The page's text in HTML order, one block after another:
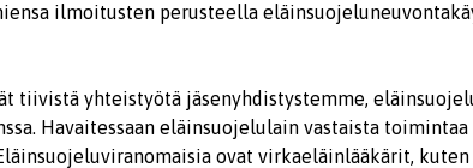
ilmoitusten perusteella
tiivistä yhteistyötä jäsenyhdistystemme,
Havaitessaan eläinsuojelulain vastaista
ovat virkaeläinlääkärit, kuten